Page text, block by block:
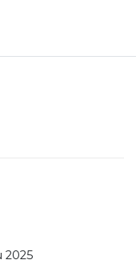
/ EduGo
2025